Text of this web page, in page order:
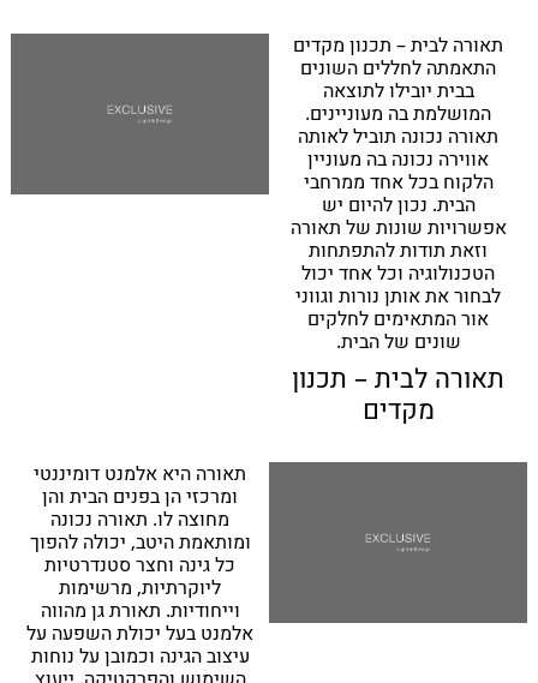
תאורה לבית – תכנון מקדים
התאמתה לחללים השונים
בבית יובילו לתוצאה
המושלמת בה מעוניינים.
תאורה נכונה תוביל לאותה
אווירה נכונה בה מעוניין
הלקוח בכל אחד ממרחבי
הבית. נכון להיום יש
אפשרויות שונות של תאורה
וזאת תודות להתפתחות
הטכנולוגיה וכל אחד יכול
לבחור את אותן נורות וגווני
אור המתאימים לחלקים
שונים של הבית.
תאורה לבית – תכנון
מקדים
תאורה היא אלמנט דומיננטי
ומרכזי הן בפנים הבית והן
מחוצה לו. תאורה נכונה
ומותאמת היטב, יכולה להפוך
כל גינה וחצר סטנדרטיות
ליוקרתיות, מרשימות
וייחודיות. תאורת גן מהווה
אלמנט בעל יכולת השפעה על
עיצוב הגינה וכמובן על נוחות